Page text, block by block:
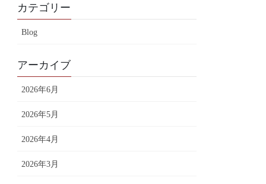
カテゴリー
Blog
アーカイブ
2026年6月
2026年5月
2026年4月
2026年3月